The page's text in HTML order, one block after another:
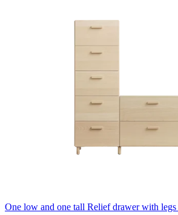
One low and one tall Relief drawer with